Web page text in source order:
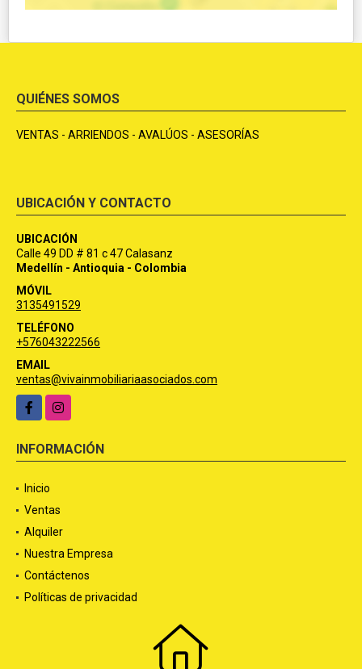
QUIÉNES SOMOS
VENTAS - ARRIENDOS - AVALÚOS - ASESORÍAS
UBICACIÓN Y CONTACTO
UBICACIÓN
Calle 49 DD # 81 c 47 Calasanz
Medellín - Antioquia - Colombia
MÓVIL
3135491529
TELÉFONO
+576043222566
EMAIL
ventas@vivainmobiliariaasociados.com
FacebookInstagram
INFORMACIÓN
Inicio
Ventas
Alquiler
Nuestra Empresa
Contáctenos
Políticas de privacidad